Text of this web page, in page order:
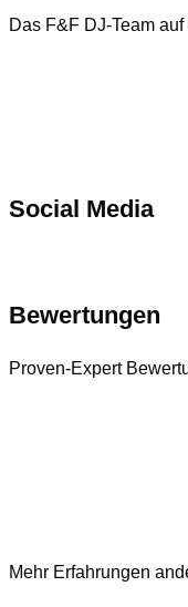
Das F&F DJ-Team
Social Media
Bewertungen
Proven-Expert
Mehr Erfahrungen